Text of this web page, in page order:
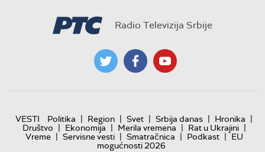
Radio Televizija Srbije
VESTI Politika | Region | Svet | Srbija danas | Hronika |
Društvo | Ekonomija | Merila vremena | Rat u Ukrajini |
Vreme | Servisne vesti | Smatračnica | Podkast | EU
mogućnosti 2026